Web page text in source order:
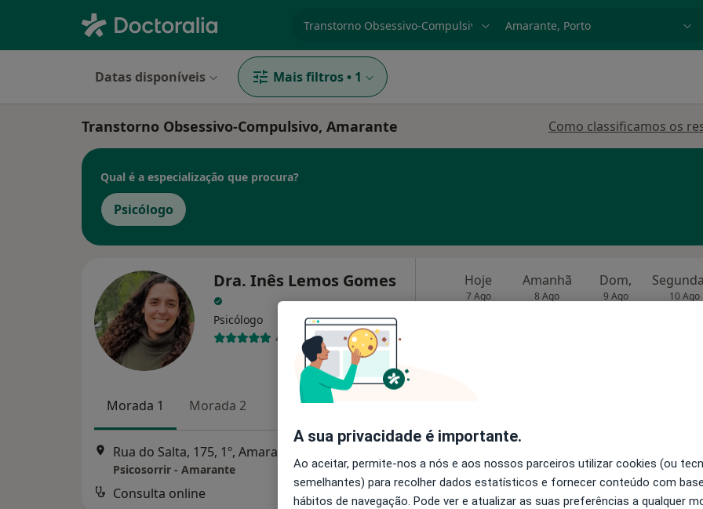
Datas disponíveis Mais filtros • 1
Transtorno Obsessivo-Compulsivo, Amarante Como classificamos os
Qual é a especialização que procura?
Psicólogo
Dra. Inês Lemos Gomes
Psicólogo
4 opiniões
Morada 1 Morada 2
Rua do Salta, 175, 1º, Amarante
Psicosorrir - Amarante
Consulta online 30 €
Hoje
7 Ago
Amanhã
8 Ago
Dom,
9 Ago 10 Ago
A sua privacidade é importante.
Ao aceitar, permite-nos a nós e aos nossos parceiros utilizar cookies (ou
semelhantes) para recolher dados estatísticos e fornecer conteúdo com
hábitos de navegação. Pode ver e atualizar as suas preferências a qualquer